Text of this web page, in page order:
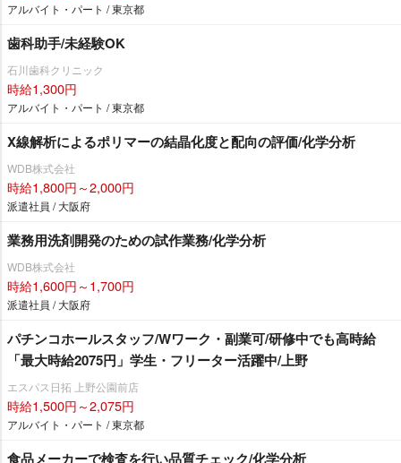
アルバイト・パート / 東京都
歯科助手/未経験OK
石川歯科クリニック
時給1,300円
アルバイト・パート / 東京都
X線解析によるポリマーの結晶化度と配向の評価/化学分析
WDB株式会社
時給1,800円～2,000円
派遣社員 / 大阪府
業務用洗剤開発のための試作業務/化学分析
WDB株式会社
時給1,600円～1,700円
派遣社員 / 大阪府
パチンコホールスタッフ/Wワーク・副業可/研修中でも高時給
「最大時給2075円」学生・フリーター活躍中/上野
エスパス日拓 上野公園前店
時給1,500円～2,075円
アルバイト・パート / 東京都
食品メーカーで検査を行い品質チェック/化学分析